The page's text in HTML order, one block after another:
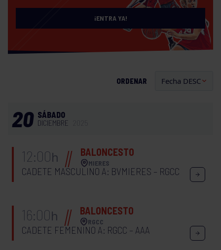
¡ENTRA YA!
ORDENAR
20 SÁBADO
DICIEMBRE
12:00h BALONCESTO
MIERES
CADETE MASCULINO A: BVMIERES – RGCC
16:00h BALONCESTO
RGCC
CADETE FEMENINO A: RGCC – AAA